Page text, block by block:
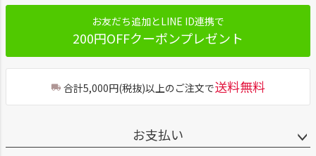
お友だち追加とLINE ID連携で
200円OFFクーポンプレゼント
合計5,000円(税抜)以上のご注文で送料無料
お支払い